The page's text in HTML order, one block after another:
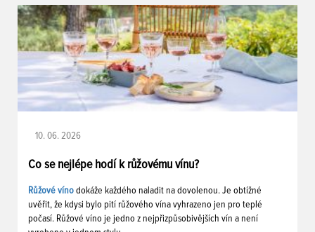
10. 06. 2026
Co se nejlépe hodí k růžovému vínu?
Růžové víno dokáže každého naladit na dovolenou. Je obtížné
uvěřit, že kdysi bylo pití růžového vína vyhrazeno jen pro teplé
počasí. Růžové víno je jedno z nejpřizpůsobivějších vín a není